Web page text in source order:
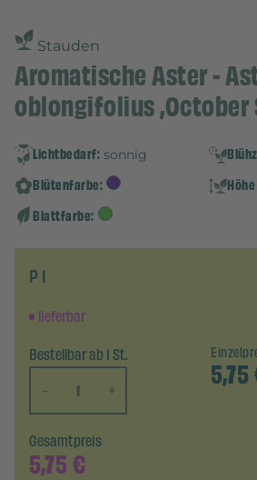
Stauden
Aromatische Aster -
oblongifolius ‚October
Lichtbedarf: sonnig
Blütenfarbe:
Blattfarbe:
P 1
lieferbar
Bestellbar ab 1 St.
-
+ 5,75
Gesamtpreis
5,75€